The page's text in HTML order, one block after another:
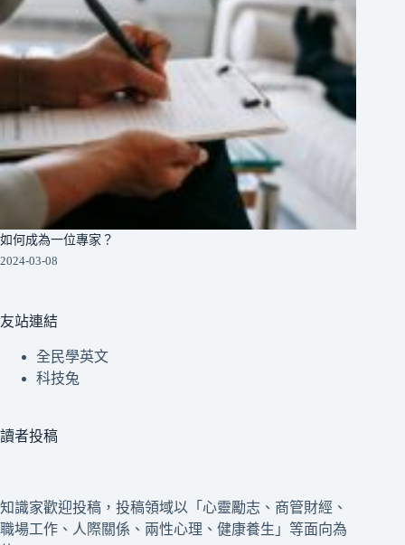
如何成為一位專家？
2024-03-08
友站連結
全民學英文
科技兔
讀者投稿
知識家歡迎投稿，投稿領域以「心靈勵志、商管財經、
職場工作、人際關係、兩性心理、健康養生」等面向為